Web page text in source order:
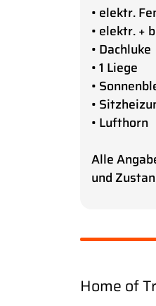
• elektr.
• elektr. +
• Dachluke
• 1 Liege
•
•
• Lufthorn
Alle
und
Home of